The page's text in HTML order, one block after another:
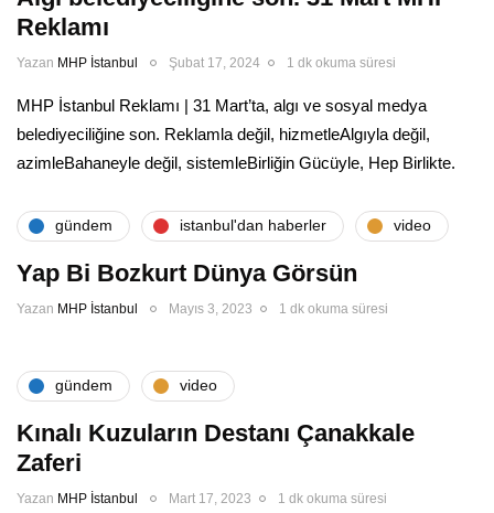
Reklamı
Yazan MHP İstanbul Şubat 17, 2024 1 dk okuma süresi
MHP İstanbul Reklamı | 31 Mart’ta, algı ve sosyal medya
belediyeciliğine son. Reklamla değil, hizmetleAlgıyla değil,
azimleBahaneyle değil, sistemleBirliğin Gücüyle, Hep Birlikte.
gündem i̇stanbul'dan haberler video
Yap Bi Bozkurt Dünya Görsün
Yazan MHP İstanbul Mayıs 3, 2023 1 dk okuma süresi
gündem video
Kınalı Kuzuların Destanı Çanakkale
Zaferi
Yazan MHP İstanbul Mart 17, 2023 1 dk okuma süresi